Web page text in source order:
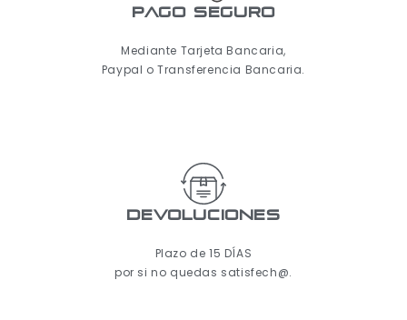
pago seguro
Mediante Tarjeta Bancaria,
Paypal o Transferencia Bancaria.
Devoluciones
Plazo de 15 DÍAS
por si no quedas satisfech@.